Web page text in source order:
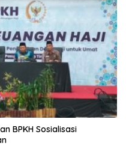
BPKH Sosialisasi